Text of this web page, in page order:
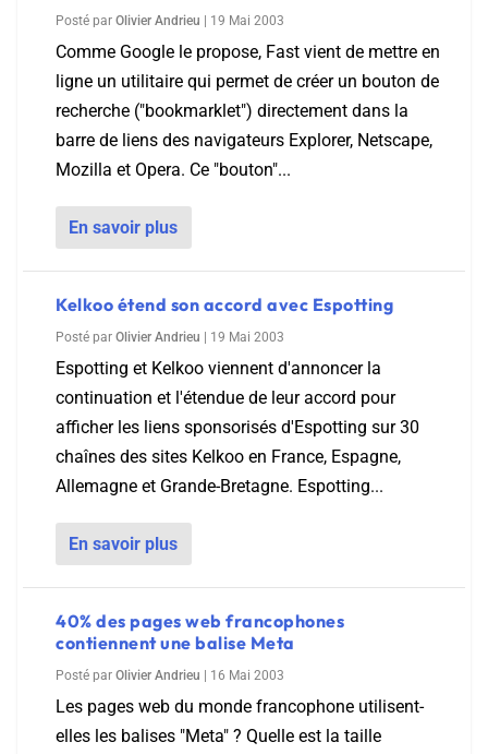
Posté par Olivier Andrieu 19 Mai 2003
Comme Google le propose, Fast vient de mettre en
ligne un utilitaire qui permet de créer un bouton de
recherche ("bookmarklet") directement dans la
barre de liens des navigateurs Explorer, Netscape,
Mozilla et Opera. Ce "bouton"...
En savoir plus
Kelkoo étend son accord avec Espotting
Posté par Olivier Andrieu 19 Mai 2003
Espotting et Kelkoo viennent d'annoncer la
continuation et l'étendue de leur accord pour
afficher les liens sponsorisés d'Espotting sur 30
chaînes des sites Kelkoo en France, Espagne,
Allemagne et Grande-Bretagne. Espotting...
En savoir plus
40% des pages web francophones
contiennent une balise Meta
Posté par Olivier Andrieu 16 Mai 2003
Les pages web du monde francophone utilisent-
elles les balises "Meta" ? Quelle est la taille